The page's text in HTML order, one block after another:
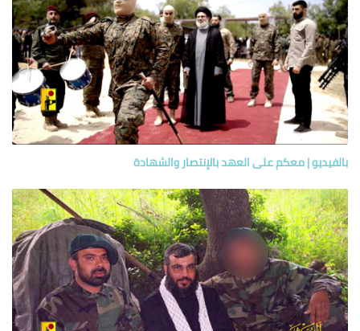
بالفيديو | معكم على العهد بالإنتصار والشهادة